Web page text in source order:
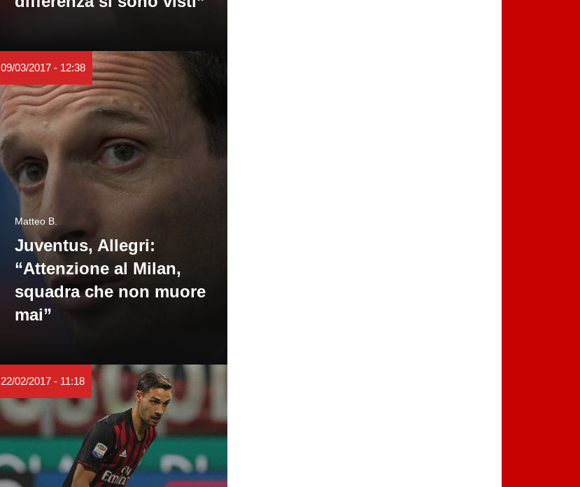
09/03/2017 - 12:38
Matteo B.
Juventus, Allegri:
“Attenzione al Milan,
squadra che non muore
mai”
22/02/2017 - 11:18